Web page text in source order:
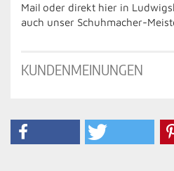
Mail oder direkt hier in
auch unser Schuhmacher-
KUNDENMEINUNGEN